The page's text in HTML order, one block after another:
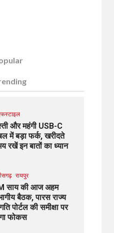
और महंगी USB-C
में बड़ा फर्क, खरीदते
रखें इन बातों का ध्यान
रायपुर
साय की आज अहम
बैठक, पारस राज्य
पोर्टल की समीक्षा पर
फोकस